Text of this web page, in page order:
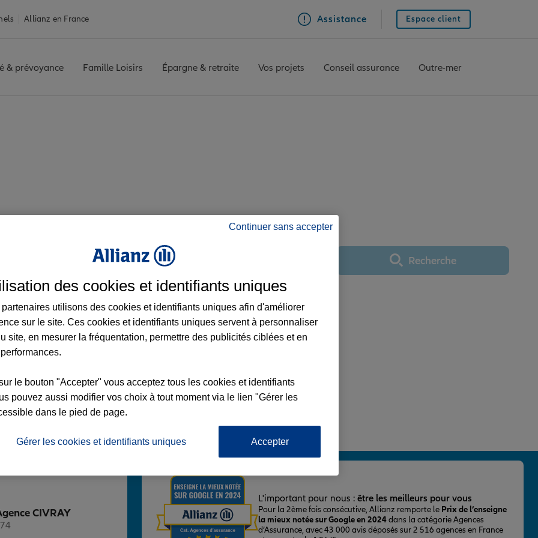
Allianz en France Assistance Espace client
& prévoyance Famille Loisirs Épargne & retraite Vos projets Conseil assurance Outre-mer
Utiliser ma positionRecherche
- 18:00
Voir l'agence
CIVRAY
L'important pour nous : être les meilleurs pour vous
Pour la 2ème fois consécutive, Allianz remporte le Prix de l’enseigne
la mieux notée sur Google en 2024dans la catégorie Agences
d’Assurance, avec 43 000 avis déposés sur 2 516 agences en France
Continuer sans accepter
des cookies et identifiants uniques
partenaires utilisons des cookies et identifiants uniques afin d'améliorer
sur le site. Ces cookies et identifiants uniques servent à personnaliser
site, en mesurer la fréquentation, permettre des publicités ciblées et en
le bouton "Accepter" vous acceptez tous les cookies et identifiants
pouvez aussi modifier vos choix à tout moment via le lien "Gérer les
dans le pied de page.
Gérer les cookies et identifiants uniques Accepter